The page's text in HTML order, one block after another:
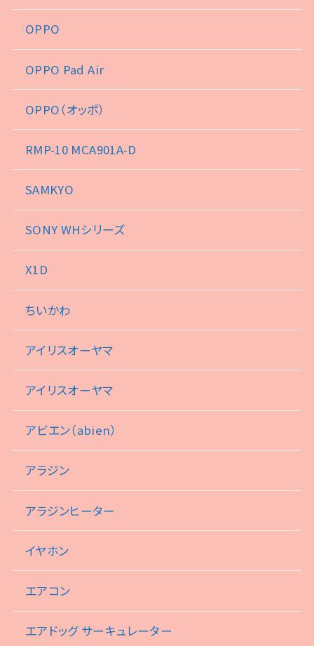
OPPO
OPPO Pad Air
OPPO（オッポ）
RMP-10 MCA901A-D
SAMKYO
SONY WHシリーズ
X1D
ちいかわ
アイリスオーヤマ
アイリスオーヤマ
アビエン（abien）
アラジン
アラジンヒーター
イヤホン
エアコン
エアドッグ サーキュレーター